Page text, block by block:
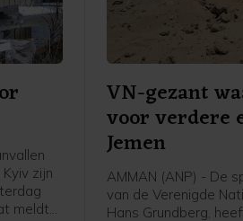
zijn
meldt
VN-gezant
voor verdere
Jemen
AMMAN (ANP) - De
van de Verenigde
Hans Grundberg,